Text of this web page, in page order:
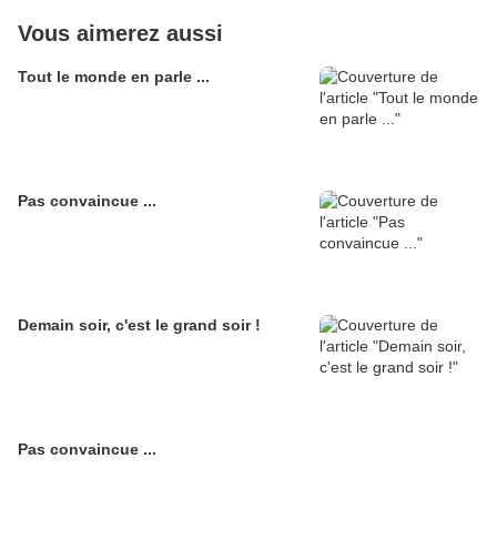
Vous aimerez aussi
Tout le monde en parle ...
Pas convaincue ...
Demain soir, c'est le grand soir !
Pas convaincue ...